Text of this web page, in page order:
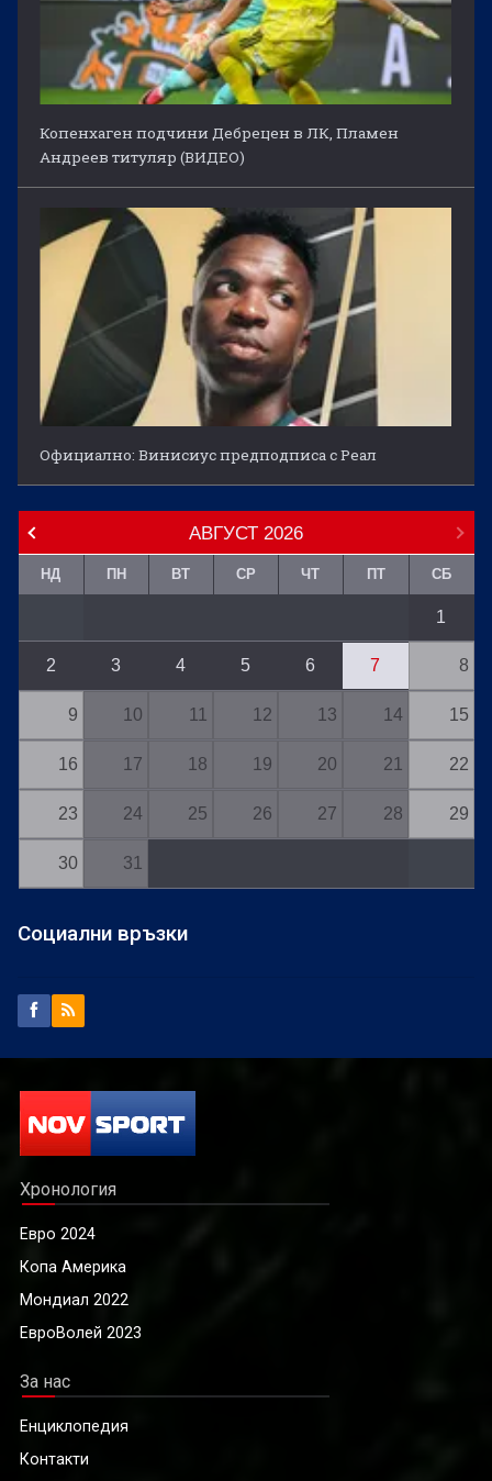
Копенхаген подчини Дебрецен в ЛК, Пламен
Андреев титуляр (ВИДЕО)
Официално: Винисиус предподписа с Реал
АВГУСТ 2026
НД ПН ВТ СР ЧТ ПТ СБ
1
2 3 4 5 6 7 8
9 10 11 12 13 14 15
16 17 18 19 20 21 22
23 24 25 26 27 28 29
30 31
Социални връзки
Хронология
Евро 2024
Копа Америка
Мондиал 2022
ЕвроВолей 2023
За нас
Енциклопедия
Контакти